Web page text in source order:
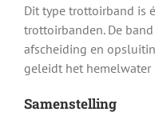
Dit type trottoirband is
trottoirbanden. De
afscheiding en
geleidt het hemelwater
Samenstelling